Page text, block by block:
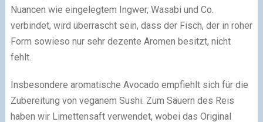
Nuancen wie eingelegtem Ingwer, Wasabi und Co.
verbindet, wird überrascht sein, dass der Fisch, der in roher
Form sowieso nur sehr dezente Aromen besitzt, nicht
fehlt.
Insbesondere aromatische Avocado empfiehlt sich für die
Zubereitung von veganem Sushi. Zum Säuern des Reis
haben wir Limettensaft verwendet, wobei das Original